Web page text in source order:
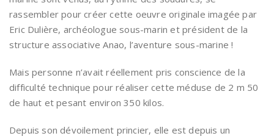
rassembler pour créer cette oeuvre originale imagée par
Eric Dulière, archéologue sous-marin et président de la
structure associative Anao, l’aventure sous-marine !
Mais personne n’avait réellement pris conscience de la
difficulté technique pour réaliser cette méduse de 2 m 50
de haut et pesant environ 350 kilos.
Depuis son dévoilement princier, elle est depuis un